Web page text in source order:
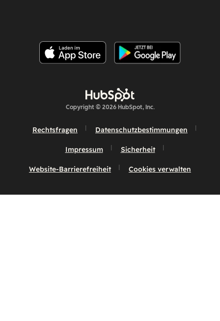
Copyright © 2026 HubSpot, Inc.
Rechtsfragen Datenschutzbestimmungen
Impressum Sicherheit
Website-Barrierefreiheit Cookies verwalten